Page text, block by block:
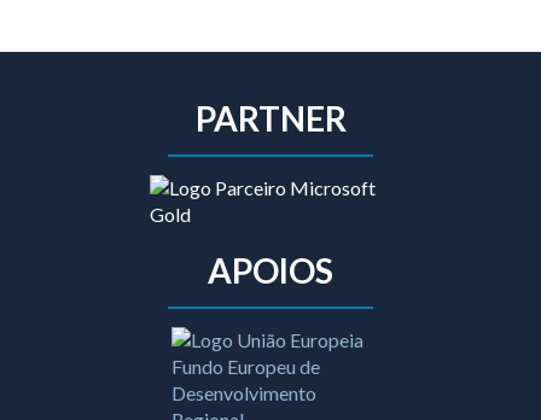
PARTNER
APOIOS